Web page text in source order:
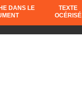
DANS LE
TEXTE
OCÉRISÉ